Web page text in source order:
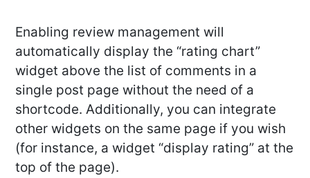
Enabling review management will
automatically display the “rating chart”
widget above the list of comments in a
single post page without the need of a
shortcode. Additionally, you can integrate
other widgets on the same page if you wish
(for instance, a widget “display rating” at the
top of the page).